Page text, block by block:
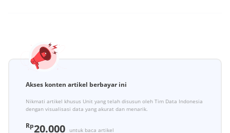
Akses konten artikel berbayar ini
Nikmati artikel khusus Unit yang telah disusun oleh Tim Data Indonesia
dengan visualisasi data yang akurat dan menarik.
Rp20.000
untuk baca artikel